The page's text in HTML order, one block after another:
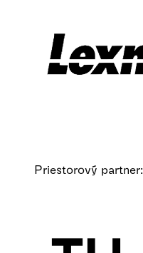
Priestorový partner: